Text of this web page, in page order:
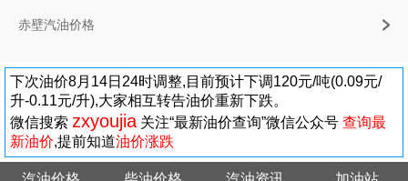
赤壁汽油价格
下次油价8月14日24时调整,目前预计下调120元/吨(0.09元/
升-0.11元/升),大家相互转告油价重新下跌。
微信搜索 zxyoujia 关注“最新油价查询”微信公众号 查询最
新油价,提前知道油价涨跌